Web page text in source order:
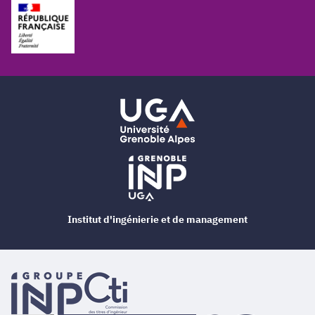
Institut d'ingénierie et de management